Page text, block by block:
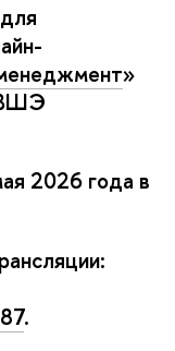
»
2026 года
.